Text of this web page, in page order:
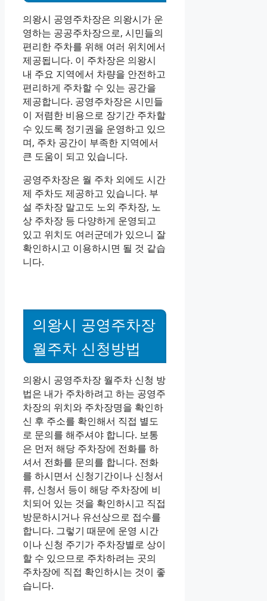
의왕시 공영주차장은 의왕시가 운
영하는 공공주차장으로, 시민들의
편리한 주차를 위해 여러 위치에서
제공됩니다. 이 주차장은 의왕시
내 주요 지역에서 차량을 안전하고
편리하게 주차할 수 있는 공간을
제공합니다. 공영주차장은 시민들
이 저렴한 비용으로 장기간 주차할
수 있도록 정기권을 운영하고 있으
며, 주차 공간이 부족한 지역에서
큰 도움이 되고 있습니다.
공영주차장은 월 주차 외에도 시간
제 주차도 제공하고 있습니다. 부
설 주차장 말고도 노외 주차장, 노
상 주차장 등 다양하게 운영되고
있고 위치도 여러군데가 있으니 잘
확인하시고 이용하시면 될 것 같습
니다.
의왕시 공영주차장
월주차 신청방법
의왕시 공영주차장 월주차 신청 방
법은 내가 주차하려고 하는 공영주
차장의 위치와 주차장명을 확인하
신 후 주소를 확인해서 직접 별도
로 문의를 해주셔야 합니다. 보통
은 먼저 해당 주차장에 전화를 하
셔서 전화를 문의를 합니다. 전화
를 하시면서 신청기간이나 신청서
류, 신청서 등이 해당 주차장에 비
치되어 있는 것을 확인하시고 직접
방문하시거나 유선상으로 접수를
합니다. 그렇기 때문에 운영 시간
이나 신청 주기가 주차장별로 상이
할 수 있으므로 주차하려는 곳의
주차장에 직접 확인하시는 것이 좋
습니다.